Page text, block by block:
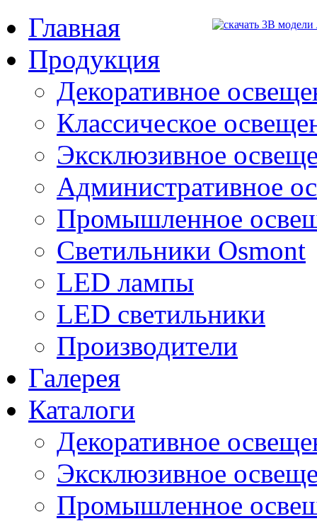
Главная
Продукция
Декоративное
Классическое
Эксклюзивное
Административное
Промышленное
Светильники Osmont
LED лампы
LED светильники
Производители
Галерея
Каталоги
Декоративное
Эксклюзивное
Промышленное